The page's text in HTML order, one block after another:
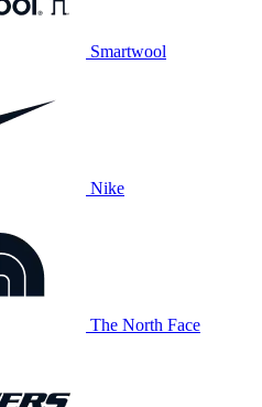
Smartwool
Nike
The North Face